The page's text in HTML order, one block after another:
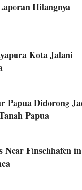
Hilangnya
Kota Jalani
Papua Didorong
Papua
Near Finschhafen in